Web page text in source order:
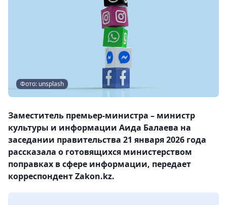
Фото: unsplash
Заместитель премьер-министра – министр
культуры и информации Аида Балаева на
заседании правительства 21 января 2026 года
рассказала о готовящихся министерством
поправках в сфере информации, передает
корреспондент Zakon.kz.